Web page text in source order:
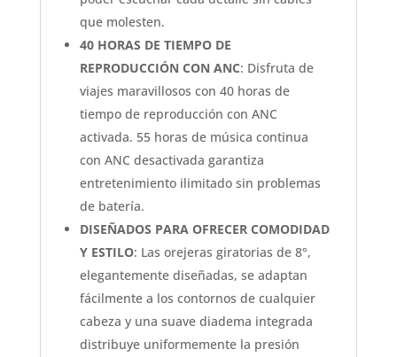
que molesten.
40 HORAS DE TIEMPO DE
REPRODUCCIÓN CON ANC: Disfruta de
viajes maravillosos con 40 horas de
tiempo de reproducción con ANC
activada. 55 horas de música continua
con ANC desactivada garantiza
entretenimiento ilimitado sin problemas
de batería.
DISEÑADOS PARA OFRECER COMODIDAD
Y ESTILO: Las orejeras giratorias de 8°,
elegantemente diseñadas, se adaptan
fácilmente a los contornos de cualquier
cabeza y una suave diadema integrada
distribuye uniformemente la presión